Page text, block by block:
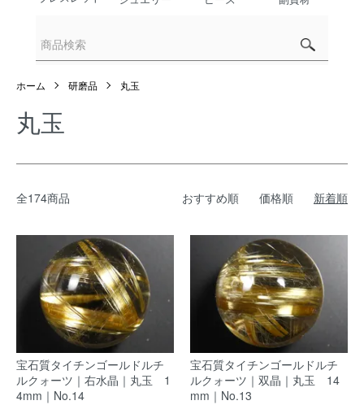
ホーム 研磨品 丸玉
丸玉
全174商品 おすすめ順 価格順 新着順
宝石質タイチンゴールドルチ
ルクォーツ｜右水晶｜丸玉 1
4mm｜No.14
宝石質タイチンゴールドルチ
ルクォーツ｜双晶｜丸玉 14
mm｜No.13